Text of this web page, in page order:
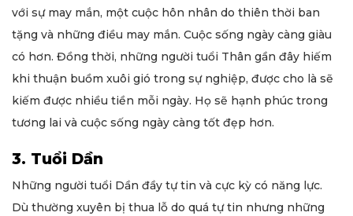
với sự may mắn, một cuộc hôn nhân do thiên thời ban
tặng và những điều may mắn. Cuộc sống ngày càng giàu
có hơn. Đồng thời, những người tuổi Thân gần đây hiếm
khi thuận buồm xuôi gió trong sự nghiệp, được cho là sẽ
kiếm được nhiều tiền mỗi ngày. Họ sẽ hạnh phúc trong
tương lai và cuộc sống ngày càng tốt đẹp hơn.
3. Tuổi Dần
Những người tuổi Dần đầy tự tin và cực kỳ có năng lực.
Dù thường xuyên bị thua lỗ do quá tự tin nhưng những